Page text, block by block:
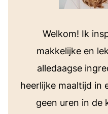
Welkom! Ik
makkelijke en
alledaagse
heerlijke maaltijd in
geen uren in de